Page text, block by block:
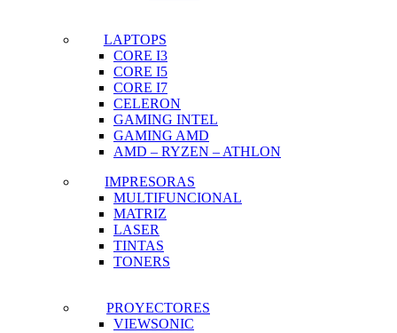
LAPTOPS
CORE I3
CORE I5
CORE I7
CELERON
GAMING INTEL
GAMING AMD
AMD – RYZEN – ATHLON
IMPRESORAS
MULTIFUNCIONAL
MATRIZ
LASER
TINTAS
TONERS
PROYECTORES
VIEWSONIC